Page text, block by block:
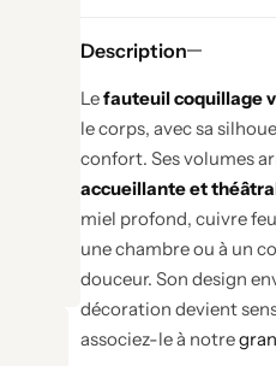
Description
Lefauteuil coquillage
le corps, avec sa
confort. Ses volumes
accueillante et
miel profond, cuivre
une chambre ou à un
douceur. Son design
décoration devient
associez-le à notre